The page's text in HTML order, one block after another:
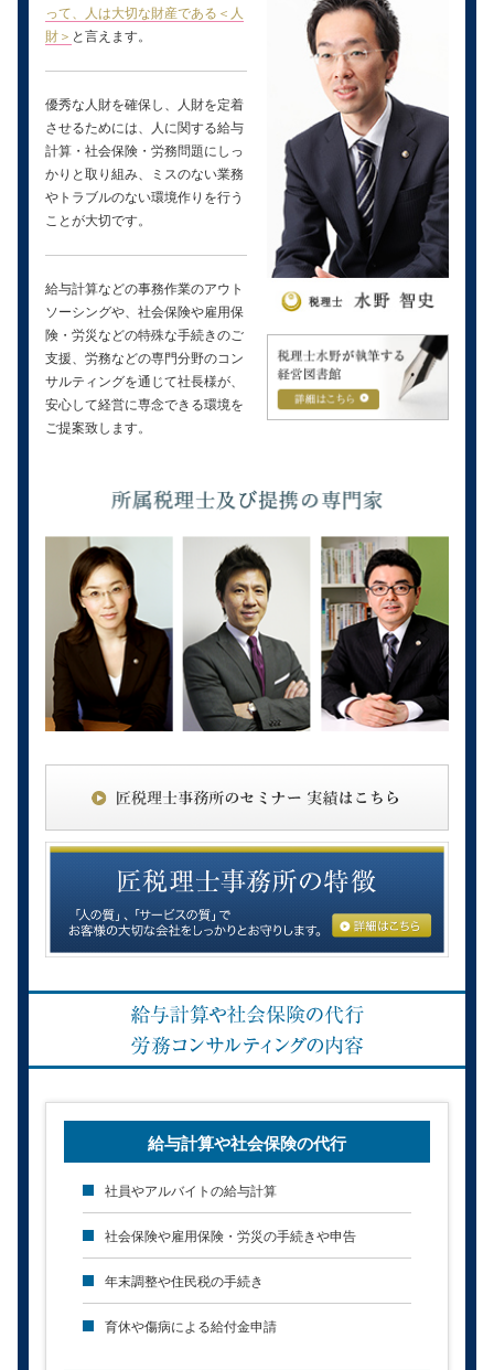
って、人は大切な財産である＜人
財＞ と言えます。
優秀な人財を確保し、人財を定着
させるためには、人に関する給与
計算・社会保険・労務問題にしっ
かりと取り組み、ミスのない業務
やトラブルのない環境作りを行う
ことが大切です。
給与計算などの事務作業のアウト
ソーシングや、社会保険や雇用保
険・労災などの特殊な手続きのご
支援、労務などの専門分野のコン
サルティングを通じて社長様が、
安心して経営に専念できる環境を
ご提案致します。
給与計算や社会保険の代行
社員やアルバイトの給与計算
社会保険や雇用保険・労災の手続きや申告
年末調整や住民税の手続き
育休や傷病による給付金申請